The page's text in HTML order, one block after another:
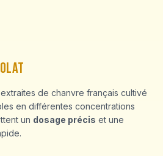
de chanvre français cultivé
en différentes concentrations
un dosage précis et une